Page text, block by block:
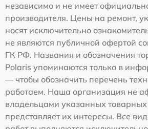
независимо и не имеет
производителя. Цены на ремонт,
носят исключительно
не являются публичной офертой
ГК РФ. Названия и обозначения
Polaris упоминаются только в
— чтобы обозначить перечень
работаем. Наша организация не
владельцами указанных товарных
представляет их интересы. Все